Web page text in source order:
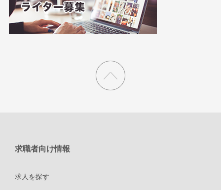
求職者向け情報
求人を探す